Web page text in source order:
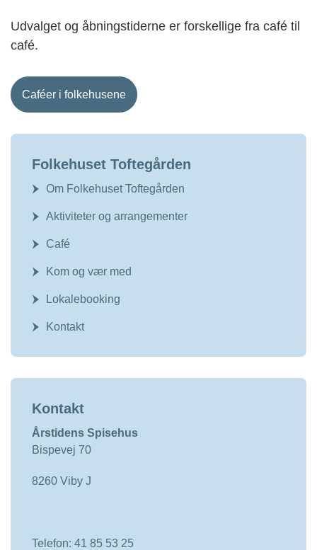
Udvalget og åbningstiderne er forskellige fra café til
café.
Caféer i folkehusene
Folkehuset Toftegården
Om Folkehuset Toftegården
Aktiviteter og arrangementer
Café
Kom og vær med
Lokalebooking
Kontakt
Kontakt
Årstidens Spisehus
Bispevej 70
8260 Viby J
Telefon: 41 85 53 25